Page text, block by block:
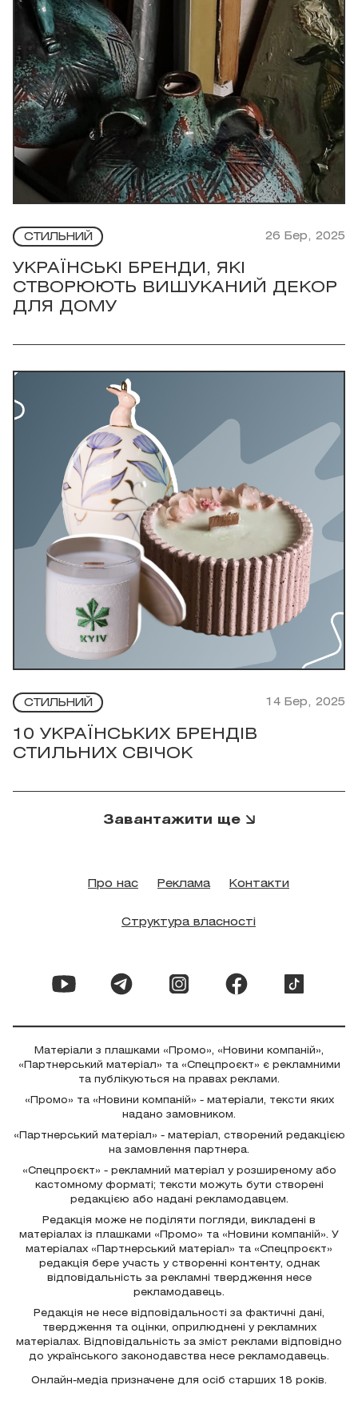
СТИЛЬНИЙ 26 Бер, 2025
УКРАЇНСЬКІ БРЕНДИ, ЯКІ
СТВОРЮЮТЬ ВИШУКАНИЙ ДЕКОР
ДЛЯ ДОМУ
СТИЛЬНИЙ 14 Бер, 2025
10 УКРАЇНСЬКИХ БРЕНДІВ
СТИЛЬНИХ СВІЧОК
Завантажити ще
Про нас Реклама Контакти
Структура власності
Матеріали з плашками «Промо», «Новини компаній»,
«Партнерський матеріал» та «Спецпроєкт» є рекламними
та публікуються на правах реклами.
«Промо» та «Новини компаній» - матеріали, тексти яких
надано замовником.
«Партнерський матеріал» - матеріал, створений редакцією
на замовлення партнера.
«Спецпроєкт» - рекламний матеріал у розширеному або
кастомному форматі; тексти можуть бути створені
редакцією або надані рекламодавцем.
Редакція може не поділяти погляди, викладені в
матеріалах із плашками «Промо» та «Новини компаній». У
матеріалах «Партнерський матеріал» та «Спецпроєкт»
редакція бере участь у створенні контенту, однак
відповідальність за рекламні твердження несе
рекламодавець.
Редакція не несе відповідальності за фактичні дані,
твердження та оцінки, оприлюднені у рекламних
матеріалах. Відповідальність за зміст реклами відповідно
до українського законодавства несе рекламодавець.
Онлайн-медіа призначене для осіб старших 18 років.